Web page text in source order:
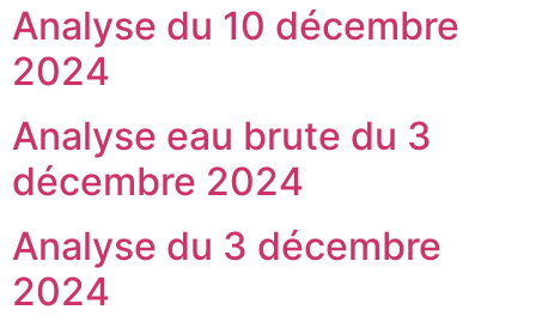
Analyse du 10 décembre
2024
Analyse eau brute du 3
décembre 2024
Analyse du 3 décembre
2024